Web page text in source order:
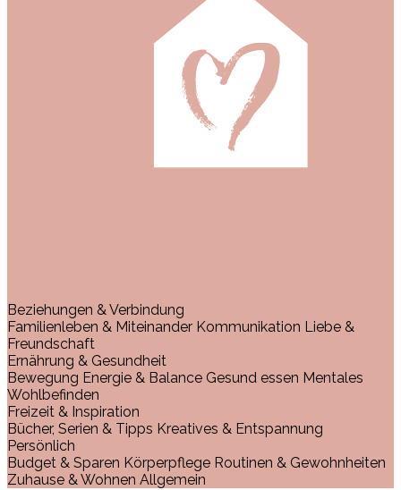
Beziehungen & Verbindung
Familienleben & Miteinander Kommunikation Liebe &
Freundschaft
Ernährung & Gesundheit
Bewegung Energie & Balance Gesund essen Mentales
Wohlbefinden
Freizeit & Inspiration
Bücher, Serien & Tipps Kreatives & Entspannung
Persönlich
Budget & Sparen Körperpflege Routinen & Gewohnheiten
Zuhause & Wohnen Allgemein